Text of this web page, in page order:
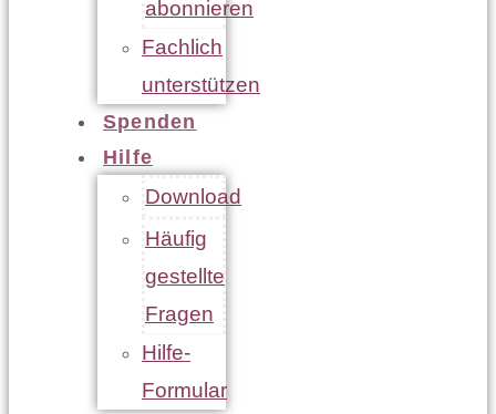
abonnieren
Fachlich
unterstützen
Spenden
Hilfe
Download
Häufig
gestellte
Fragen
Hilfe-
Formular